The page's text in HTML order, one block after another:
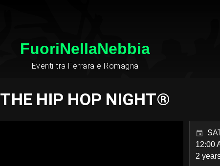
FuoriNellaNebbia
Eventi tra Ferrara e Romagna
THE HIP HOP NIGHT®
12:00
2